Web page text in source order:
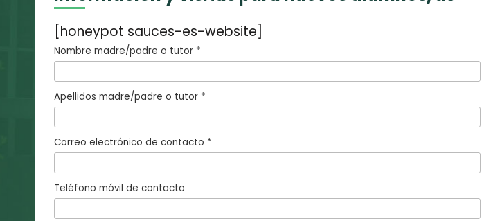
[honeypot sauces-es-website]
Nombre madre/padre o tutor *
Apellidos madre/padre o tutor *
Correo electrónico de contacto *
Teléfono móvil de contacto